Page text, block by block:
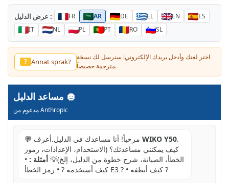
عرض الدليل : FR AR DE EL EN
ES
IT
NL PL PT RO SL
? Annat sprak?
اختر لغتك وأدخل بريدك الإلكتروني: سنرسل لك نسخة
مترجمة خصيصاً.
مدعوم من Anthropic
💬 مرحباً! أنا مساعدك في الدليل.أعرف WIKO Y50.
كيف يمكنني مساعدتك؟ (الاستخدام، الإعدادات، رموز
الخطأ، الصيانة، شرح خطوة من الدليل، إلخ)💡 أمثلة : •
كيف أستخدمه ? • رمز الخطأ E3 ? • كيف أنظفه ?